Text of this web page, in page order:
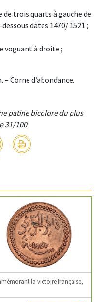
de trois quarts à gauche de
dates 1470/ 1521 ;
voguant à droite ;
– Corne d’abondance.
patine bicolore du plus
31/100
la victoire française,